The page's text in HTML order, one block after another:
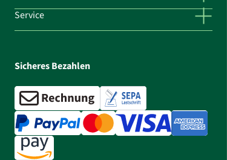
Service
Sicheres Bezahlen